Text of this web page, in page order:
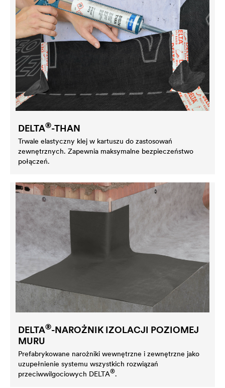
DELTA®-THAN
Trwale elastyczny klej w kartuszu do zastosowań
zewnętrznych. Zapewnia maksymalne bezpieczeństwo
połączeń.
DELTA®-NAROŻNIK IZOLACJI POZIOMEJ
MURU
Prefabrykowane narożniki wewnętrzne i zewnętrzne jako
uzupełnienie systemu wszystkich rozwiązań
przeciwwilgociowych DELTA®.